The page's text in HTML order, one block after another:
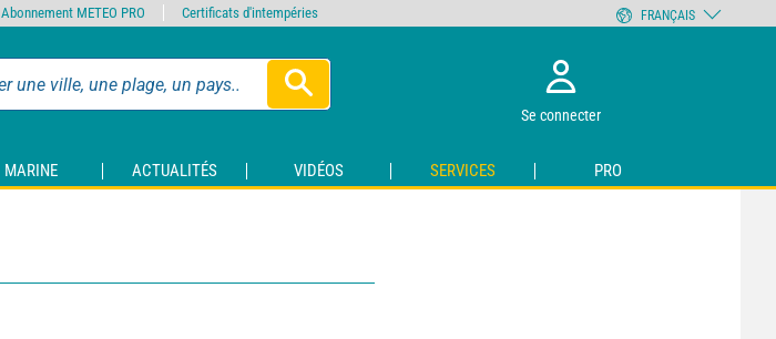
Se connecter
MARINE ACTUALITÉS VIDÉOS SERVICES PRO
Abonnement METEO PRO Certificats d'intempéries FRANÇAIS